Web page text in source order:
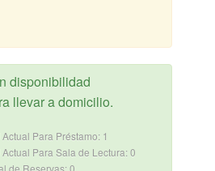
disponibilidad
llevar a domicilio.
Para Préstamo: 1
Para Sala de Lectura: 0
de Reservas: 0